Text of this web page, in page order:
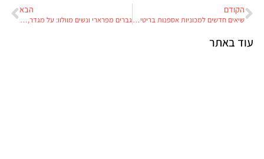
הקודם
שיאים חדשים למכוניות אספנות בריטיות ואמריקאיות
הבא
גברים מפרארי ונשים מוולוו: על מגדר, כוחות סוס ומה שביניהם
עוד באתר